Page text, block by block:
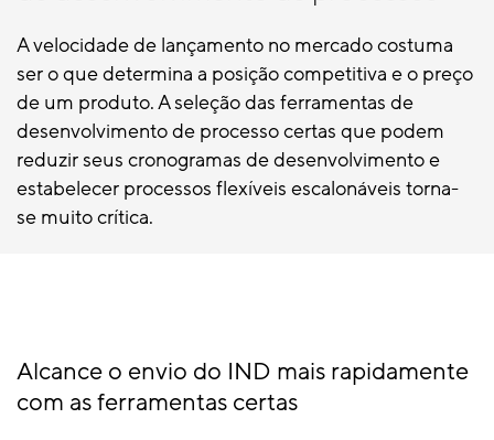
A velocidade de lançamento no mercado costuma
ser o que determina a posição competitiva e o preço
de um produto. A seleção das ferramentas de
desenvolvimento de processo certas que podem
reduzir seus cronogramas de desenvolvimento e
estabelecer processos flexíveis escalonáveis torna-
se muito crítica.
Alcance o envio do IND mais rapidamente
com as ferramentas certas